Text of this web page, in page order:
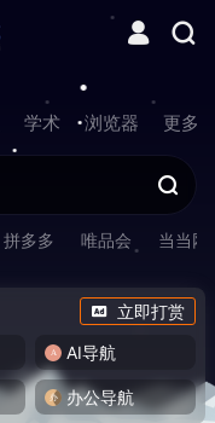
学术 浏览器 更多
拼多多 唯品会 当当网
立即打赏
AI导航
办公导航